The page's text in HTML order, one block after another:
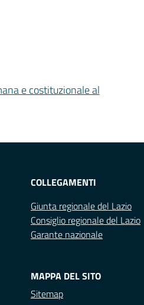
e costituzionale al
COLLEGAMENTI
Giunta regionale del Lazio
Consiglio regionale del Lazio
Garante nazionale
MAPPA DEL SITO
Sitemap